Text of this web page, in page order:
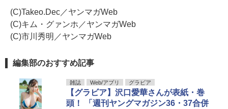
(C)Takeo.Dec／ヤンマガWeb
(C)キム・グァンホ／ヤンマガWeb
(C)市川秀明／ヤンマガWeb
編集部のおすすめ記事
雑誌 Web/アプリ グラビア
【グラビア】沢口愛華さんが表紙・巻
頭！ 「週刊ヤングマガジン36・37合併